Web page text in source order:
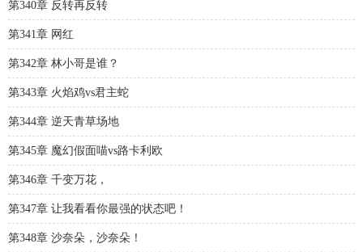
第340章 反转再反转
第341章 网红
第342章 林小哥是谁？
第343章 火焰鸡vs君主蛇
第344章 逆天青草场地
第345章 魔幻假面喵vs路卡利欧
第346章 千变万花，
第347章 让我看看你最强的状态吧！
第348章 沙奈朵，沙奈朵！